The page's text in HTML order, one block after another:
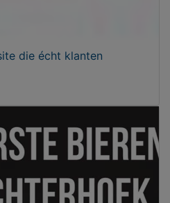
die écht klanten